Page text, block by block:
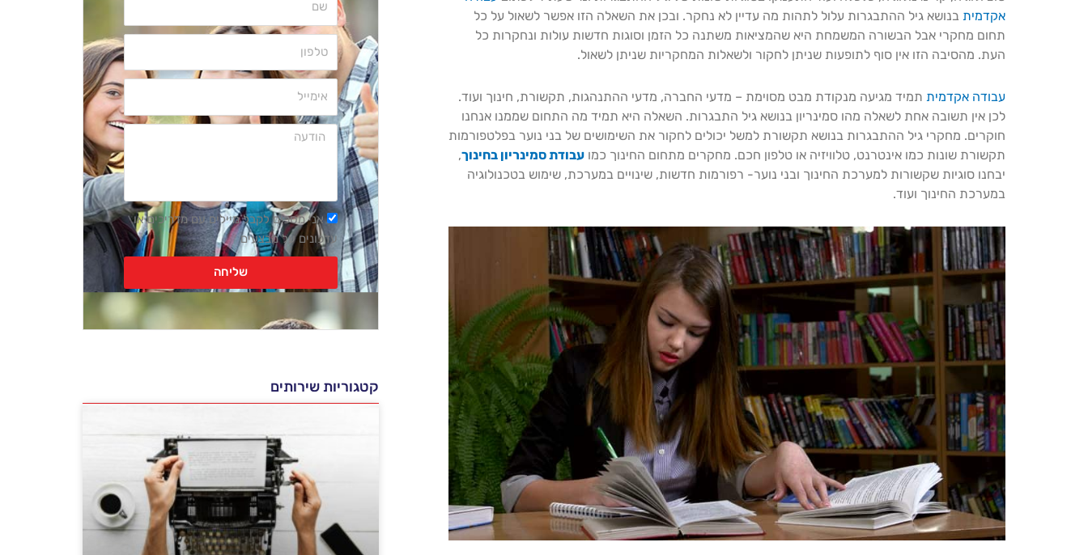
אקדמית בנושא גיל ההתבגרות עלול לתהות מה עדיין לא נחקר. ובכן את השאלה הזו אפשר לשאול על כל
תחום מחקרי אבל הבשורה המשמחת היא שהמציאות משתנה כל הזמן וסוגות חדשות עולות ונחקרות כל
העת. מהסיבה הזו אין סוף לתופעות שניתן לחקור ולשאלות המחקריות שניתן לשאול.
עבודה אקדמית תמיד מגיעה מנקודת מבט מסוימת – מדעי החברה, מדעי ההתנהגות, תקשורת, חינוך ועוד.
לכן אין תשובה אחת לשאלה מהו סמינריון בנושא גיל התבגרות. השאלה היא תמיד מה התחום שממנו אנחנו
חוקרים. מחקרי גיל ההתבגרות בנושא תקשורת למשל יכולים לחקור את השימושים של בני נוער בפלטפורמות
תקשורת שונות כמו אינטרנט, טלוויזיה או טלפון חכם. מחקרים מתחום החינוך כמו עבודת סמינריון בחינוך,
יבחנו סוגיות שקשורות למערכת החינוך ובני נוער- רפורמות חדשות, שינויים במערכת, שימוש בטכנולוגיה
במערכת החינוך ועוד.
הודעה
רשימת
דיוור
אני מסכים לקבל מיילים עם מדריכים או
עדכונים על מבצעים
שליחה
קטגוריות שירותים